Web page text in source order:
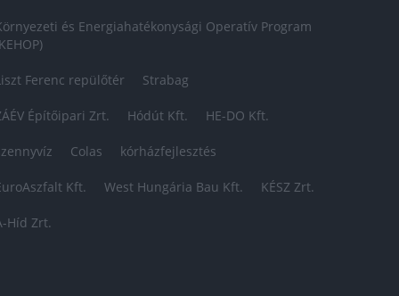
és Energiahatékonysági Operatív Program
Ferenc repülőtér Strabag
Építőipari Zrt. Hódút Kft. HE-DO Kft.
Colas kórházfejlesztés
Kft. West Hungária Bau Kft. KÉSZ Zrt.
Híd Zrt.